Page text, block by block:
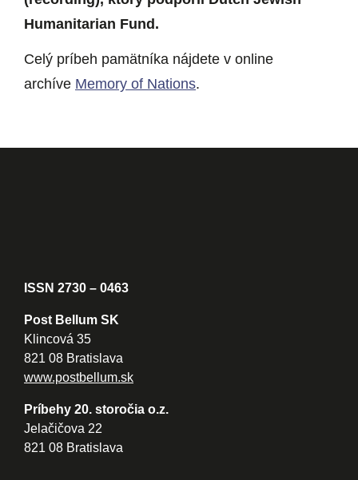
Humanitarian Fund.
Celý príbeh pamätníka nájdete v online
archíve Memory of Nations.
ISSN 2730 – 0463
Post Bellum SK
Klincová 35
821 08 Bratislava
www.postbellum.sk
Príbehy 20. storočia o.z.
Jelačičova 22
821 08 Bratislava